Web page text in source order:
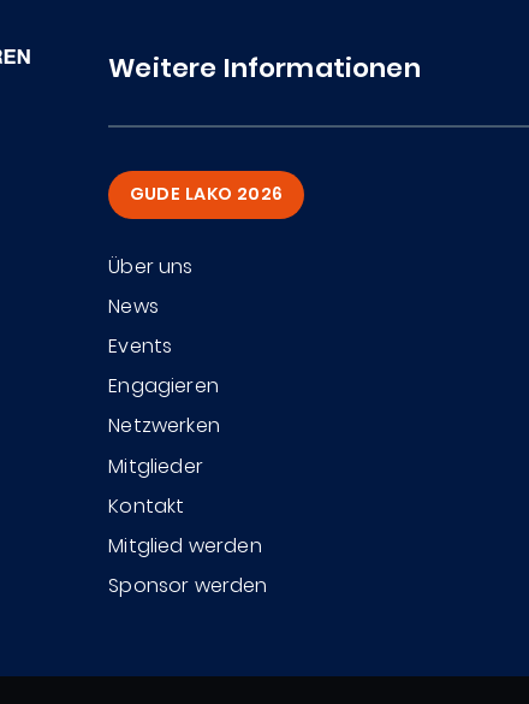
Weitere Informationen
GUDE LAKO 2026
Über uns
News
Events
Engagieren
Netzwerken
Mitglieder
Kontakt
Mitglied werden
Sponsor werden